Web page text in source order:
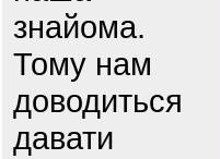
знайома.
Тому нам
доводиться
давати